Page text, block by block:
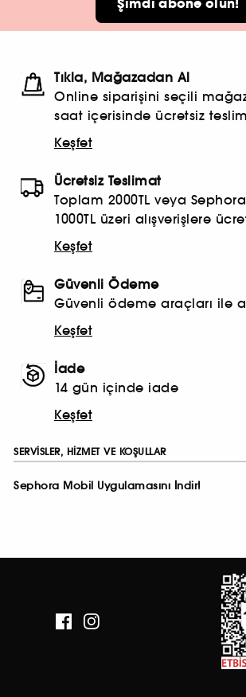
Tıkla, Mağazadan Al
Online siparişini seçili
saat içerisinde ücretsiz
Keşfet
Ücretsiz Teslimat
Toplam 2000TL veya
1000TL üzeri alışverişlere
Keşfet
Güvenli Ödeme
Güvenli ödeme araçları ile
Keşfet
İade
14 gün içinde iade
Keşfet
SERVISLER, HIZMET VE KOŞULLAR
Sephora Mobil Uygulamasını İndir!